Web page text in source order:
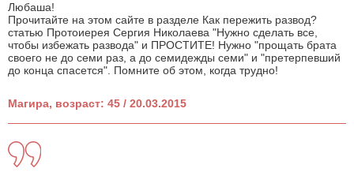
Любаша!
Прочитайте на этом сайте в разделе Как пережить развод?
статью Протоиерея Сергия Николаева "Нужно сделать все,
чтобы избежать развода" и ПРОСТИТЕ! Нужно "прощать брата
своего не до семи раз, а до семидежды семи" и "претерпевший
до конца спасется". Помните об этом, когда трудно!
Магира, возраст: 45 / 20.03.2015